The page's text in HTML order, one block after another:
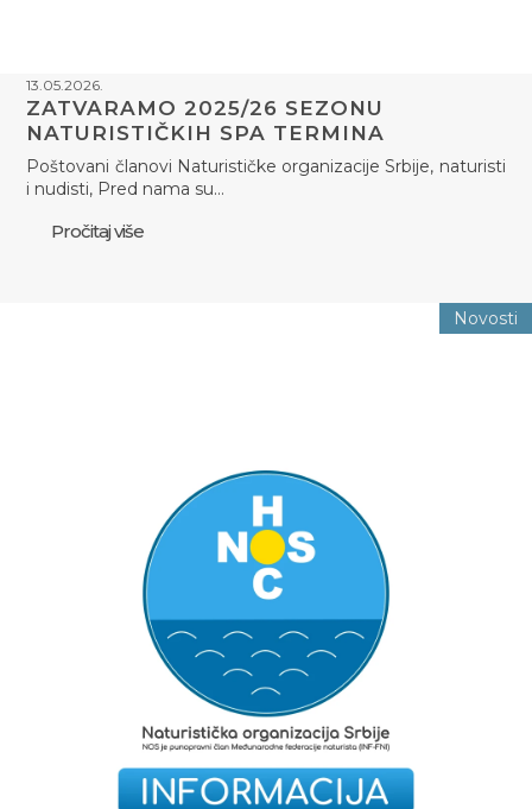
13.05.2026.
ZATVARAMO 2025/26 SEZONU
NATURISTIČKIH SPA TERMINA
Poštovani članovi Naturističke organizacije Srbije, naturisti
i nudisti, Pred nama su…
Pročitaj više
Novosti